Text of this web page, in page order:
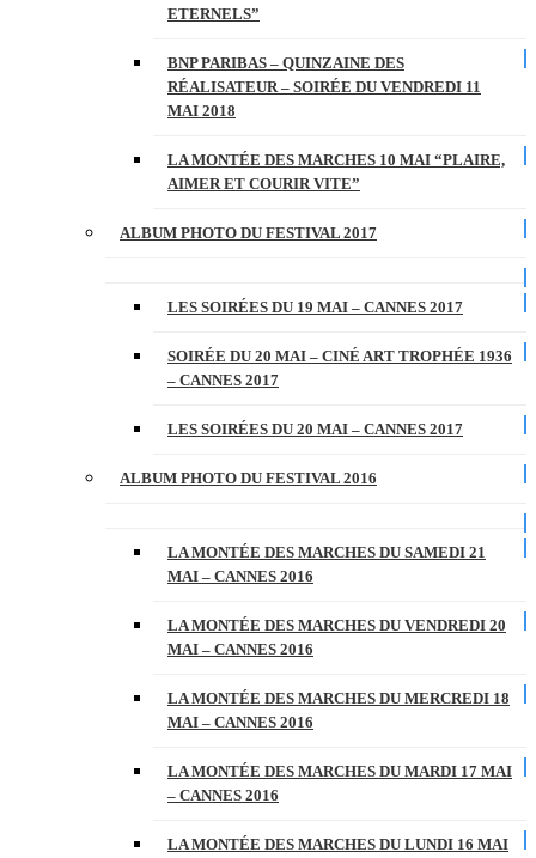
ETERNELS”
BNP PARIBAS – QUINZAINE DES
RÉALISATEUR – SOIRÉE DU VENDREDI 11
MAI 2018
LA MONTÉE DES MARCHES 10 MAI “PLAIRE,
AIMER ET COURIR VITE”
ALBUM PHOTO DU FESTIVAL 2017
LES SOIRÉES DU 19 MAI – CANNES 2017
SOIRÉE DU 20 MAI – CINÉ ART TROPHÉE 1936
– CANNES 2017
LES SOIRÉES DU 20 MAI – CANNES 2017
ALBUM PHOTO DU FESTIVAL 2016
LA MONTÉE DES MARCHES DU SAMEDI 21
MAI – CANNES 2016
LA MONTÉE DES MARCHES DU VENDREDI 20
MAI – CANNES 2016
LA MONTÉE DES MARCHES DU MERCREDI 18
MAI – CANNES 2016
LA MONTÉE DES MARCHES DU MARDI 17 MAI
– CANNES 2016
LA MONTÉE DES MARCHES DU LUNDI 16 MAI